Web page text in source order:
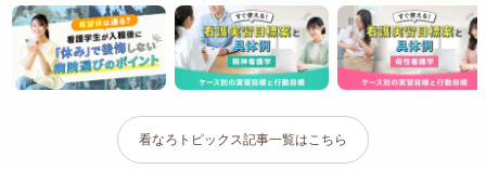
看なろトピックス記事一覧はこちら